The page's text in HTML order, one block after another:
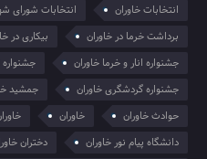
انتخابات خاوران
انتخابات شورای
برداشت خرما در خاوران
بیکاری در
جشنواره انار و خرما خاوران
جشنواره
جشنواره گردشگری خاوران
جمشید
حوادث خاوران
خاوران
دانشگاه پیام نور خاوران
دختران